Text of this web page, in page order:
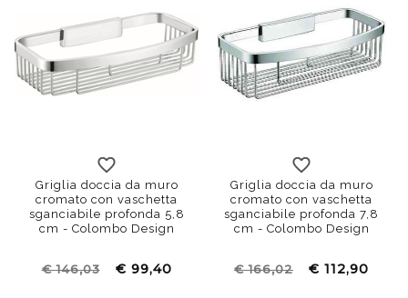
Griglia doccia da muro
cromato con vaschetta
sganciabile profonda 5,8
cm - Colombo Design
€ 146,03 € 99,40
Griglia doccia da muro
cromato con vaschetta
sganciabile profonda 7,8
cm - Colombo Design
€ 166,02 € 112,90